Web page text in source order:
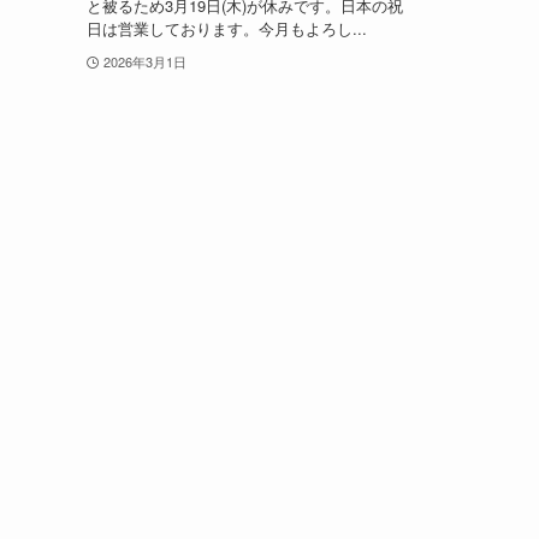
と被るため3月19日(木)が休みです。日本の祝
日は営業しております。今月もよろし...
2026年3月1日